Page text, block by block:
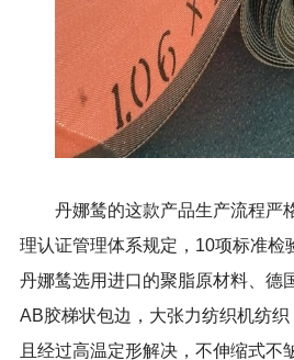
丹娜鸶的这款产品生产流程严
理认证管理体系规定，10项标准检
丹娜鸶选用进口的聚脂原材料、德
AB胶梯状包边，大张力纺织机纺
且经过高温定形解决，不伸缩式不